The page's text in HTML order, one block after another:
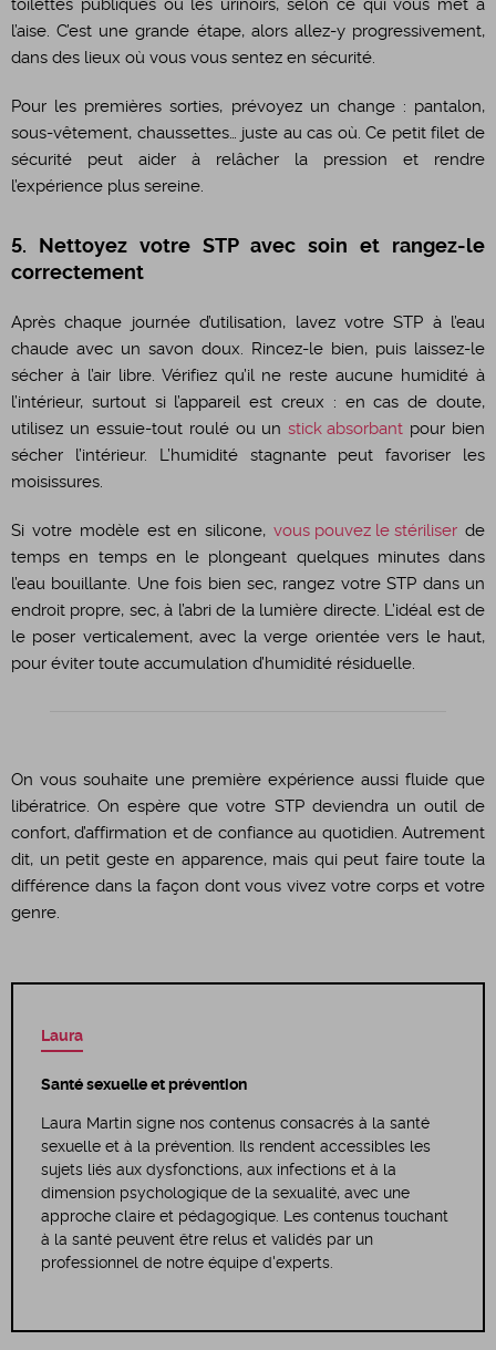
toilettes publiques ou les urinoirs, selon ce qui vous met à
l’aise. C’est une grande étape, alors allez-y progressivement,
dans des lieux où vous vous sentez en sécurité.
Pour les premières sorties, prévoyez un change : pantalon,
sous-vêtement, chaussettes… juste au cas où. Ce petit filet de
sécurité peut aider à relâcher la pression et rendre
l’expérience plus sereine.
5. Nettoyez votre STP avec soin et rangez-le
correctement
Après chaque journée d’utilisation, lavez votre STP à l’eau
chaude avec un savon doux. Rincez-le bien, puis laissez-le
sécher à l’air libre. Vérifiez qu’il ne reste aucune humidité à
l’intérieur, surtout si l’appareil est creux : en cas de doute,
utilisez un essuie-tout roulé ou unstick absorbant pour bien
sécher l’intérieur. L’humidité stagnante peut favoriser les
moisissures.
Si votre modèle est en silicone,vous pouvez le stériliser de
temps en temps en le plongeant quelques minutes dans
l’eau bouillante. Une fois bien sec, rangez votre STP dans un
endroit propre, sec, à l’abri de la lumière directe. L’idéal est de
le poser verticalement, avec la verge orientée vers le haut,
pour éviter toute accumulation d’humidité résiduelle.
On vous souhaite une première expérience aussi fluide que
libératrice. On espère que votre STP deviendra un outil de
confort, d’affirmation et de confiance au quotidien. Autrement
dit, un petit geste en apparence, mais qui peut faire toute la
différence dans la façon dont vous vivez votre corps et votre
genre.
Laura
Santé sexuelle et prévention
Laura Martin signe nos contenus consacrés à la santé
sexuelle et à la prévention. Ils rendent accessibles les
sujets liés aux dysfonctions, aux infections et à la
dimension psychologique de la sexualité, avec une
approche claire et pédagogique. Les contenus touchant
à la santé peuvent être relus et validés par un
professionnel de notre équipe d'experts.